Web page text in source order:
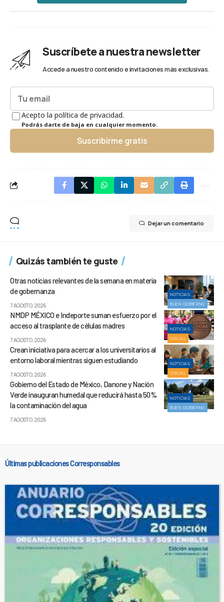
Suscríbete a nuestra newsletter
Accede a nuestro contenido e invitaciones más exclusivas.
Acepto la política de privacidad.
Podrás darte de baja en cualquier momento.
Suscribirme gratis
Dejar un comentario
Quizás también te guste
NOTICIAS
BUEN GOBIERNO
Otras noticias relevantes de la semana en materia
de gobernanza
7 AGOSTO, 2026
NOTICIAS
SOCIAL
NMDP MÉXICO e Indeporte suman esfuerzo por el
acceso al trasplante de células madres
7 AGOSTO, 2026
NOTICIAS
SOCIAL
Crean iniciativa para acercar a los universitarios al
entorno laboral mientras siguen estudiando
7 AGOSTO, 2026
NOTICIAS
BUEN GOBIERNO
Gobierno del Estado de México, Danone y Nación
Verde inauguran humedal que reducirá hasta 50%
la contaminación del agua
7 AGOSTO, 2026
Últimas publicaciones Corresponsables